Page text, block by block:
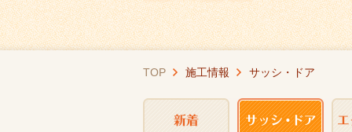
TOP 施工情報 サッシ・ドア